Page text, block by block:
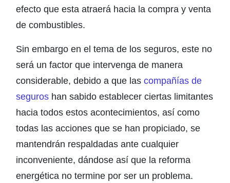
efecto que esta atraerá hacia la compra y venta
de combustibles.
Sin embargo en el tema de los seguros, este no
será un factor que intervenga de manera
considerable, debido a que las compañías de
seguros han sabido establecer ciertas limitantes
hacia todos estos acontecimientos, así como
todas las acciones que se han propiciado, se
mantendrán respaldadas ante cualquier
inconveniente, dándose así que la reforma
energética no termine por ser un problema.